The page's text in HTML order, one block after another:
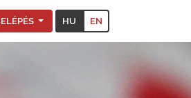
HU EN